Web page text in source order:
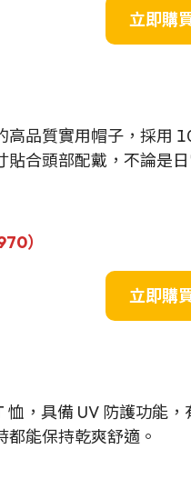
立即購
高品質實用帽子，採用
貼合頭部配戴，不論是
）
立即購
恤，具備 UV 防護功能
能保持乾爽舒適。